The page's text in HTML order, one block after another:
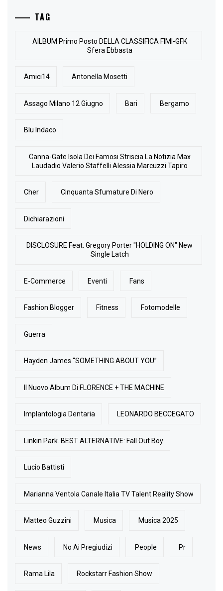
TAG
AlLBUM Primo Posto DELLA CLASSIFICA FIMI-GFK
Sfera Ebbasta
Amici14 Antonella Mosetti
Assago Milano 12 Giugno Bari Bergamo
Blu Indaco
Canna-Gate Isola Dei Famosi Striscia La Notizia Max
Laudadio Valerio Staffelli Alessia Marcuzzi Tapiro
Cher Cinquanta Sfumature Di Nero
Dichiarazioni
DISCLOSURE Feat. Gregory Porter "HOLDING ON" New
Single Latch
E-Commerce Eventi Fans
Fashion Blogger Fitness Fotomodelle
Guerra
Hayden James “SOMETHING ABOUT YOU”
Il Nuovo Album Di FLORENCE + THE MACHINE
Implantologia Dentaria LEONARDO BECCEGATO
Linkin Park. BEST ALTERNATIVE: Fall Out Boy
Lucio Battisti
Marianna Ventola Canale Italia TV Talent Reality Show
Matteo Guzzini Musica Musica 2025
News No Ai Pregiudizi People Pr
Rama Lila Rockstarr Fashion Show